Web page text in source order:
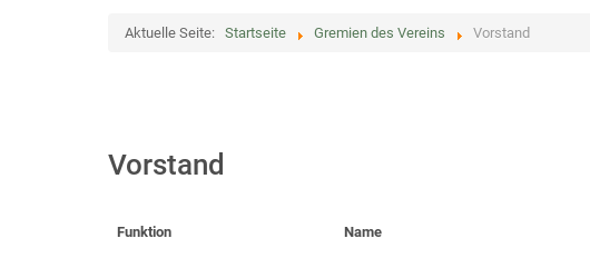
Aktuelle Seite: Startseite Gremien des Vereins Vorstand
Vorstand
Funktion Name